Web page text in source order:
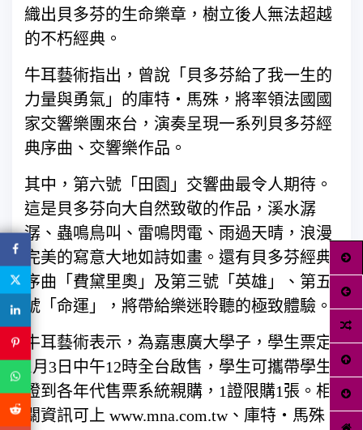
織出貝多芬的生命樂章，樹立後人無法超越
的不朽經典。
牛耳藝術指出，曾說「貝多芬給了我一生的
力量與勇氣」的庫特‧馬殊，將率領法國國
家交響樂團來台，演奏呈現一系列貝多芬經
典序曲、交響樂作品。
其中，第六號「田園」交響曲最令人期待。
這是貝多芬向大自然致敬的作品，溪水潺
潺、蟲鳴鳥叫、雷鳴閃電、雨過天晴，浪漫
完美的寫意大地如詩如畫。還有貝多芬經典
序曲「費黛里奧」及第三號「英雄」、第五
號「命運」，將帶給樂迷聆聽的極致體驗。
牛耳藝術表示，為嘉惠廣大學子，學生票定
1月3日中午12時全台啟售，學生可攜帶學生
證到各年代售票系統親購，1證限購1張。相
關資訊可上 www.mna.com.tw、庫特‧馬殊